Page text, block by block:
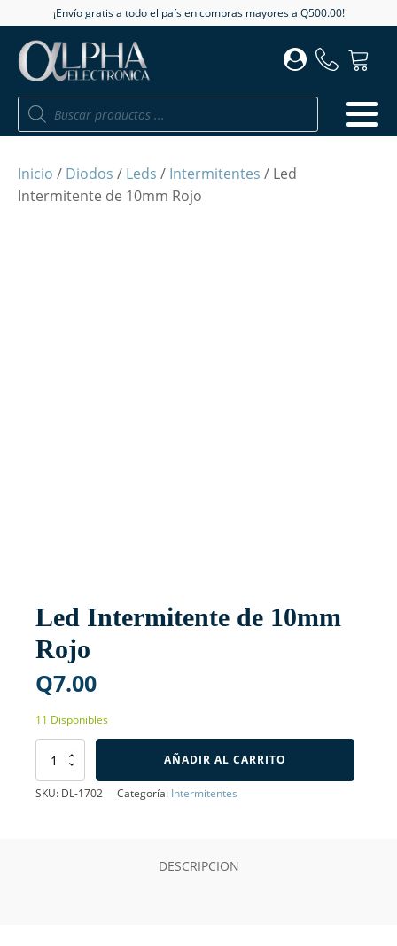
¡Envío gratis a todo el país en compras mayores a Q500.00!
Búsqueda
productos
Inicio / Diodos / Leds / Intermitentes / Led
Intermitente de 10mm Rojo
Led Intermitente de 10mm
Rojo
Q7.00
11 Disponibles
Led
Intermitente
de
AÑADIR AL CARRITO
SKU: DL-1702 Categoría: Intermitentes
DESCRIPCION